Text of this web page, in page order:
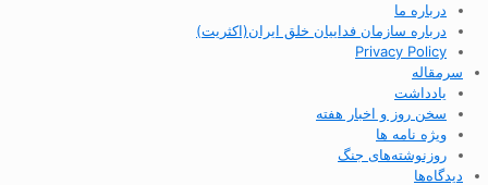
درباره ما
درباره سازمان فداییان خلق ایران(اکثریت)
Privacy Policy
سرمقاله
یادداشت
سخن روز و اخبار هفته
ویژه نامه ها
روزنوشته‌های جنگ
دیدگاه‌ها